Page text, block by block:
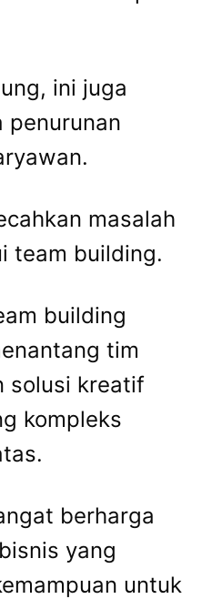
ini juga
penurunan
masalah
team building.
building
tim
solusi kreatif
kompleks
berharga
yang
untuk